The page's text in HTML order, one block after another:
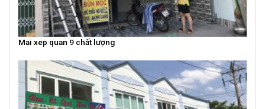
Mai xep quan 9 chất lượng